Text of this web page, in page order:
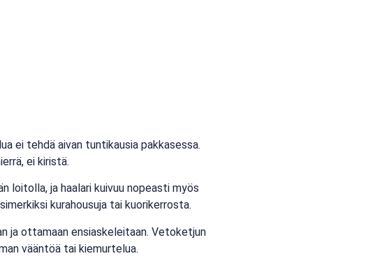
ei tehdä aivan tuntikausia pakkasessa.
ei kiristä.
loitolla, ja haalari kuivuu nopeasti myös
kurahousuja tai kuorikerrosta.
ja ottamaan ensiaskeleitaan. Vetoketjun
vääntöä tai kiemurtelua.